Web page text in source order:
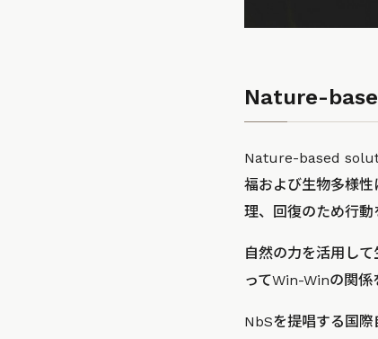
Nature-
Nature-based
福および生物多様
理、回復のため行動
自然の力を活用し
ってWin-Winの関係
NbSを提唱する国